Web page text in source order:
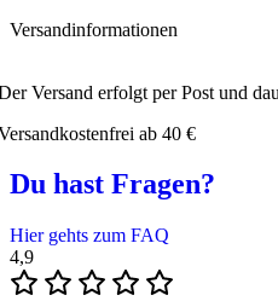
Versandinformationen
Versand erfolgt per Post und
ab 40 €
Du hast Fragen?
Hier gehts zum FAQ
4,9